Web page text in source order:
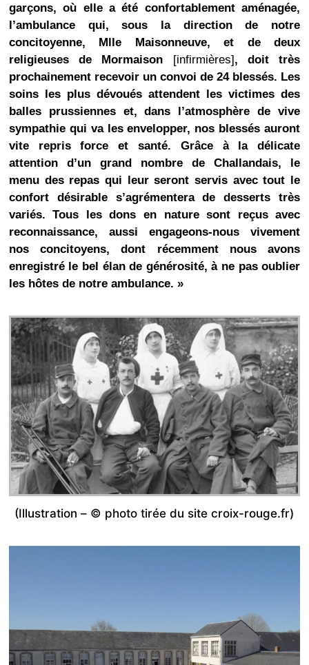
garçons, où elle a été confortablement aménagée,
l’ambulance qui, sous la direction de notre
concitoyenne, Mlle Maisonneuve, et de deux
religieuses de Mormaison [infirmières], doit très
prochainement recevoir un convoi de 24 blessés. Les
soins les plus dévoués attendent les victimes des
balles prussiennes et, dans l’atmosphère de vive
sympathie qui va les envelopper, nos blessés auront
vite repris force et santé. Grâce à la délicate
attention d’un grand nombre de Challandais, le
menu des repas qui leur seront servis avec tout le
confort désirable s’agrémentera de desserts très
variés. Tous les dons en nature sont reçus avec
reconnaissance, aussi engageons-nous vivement
nos concitoyens, dont récemment nous avons
enregistré le bel élan de générosité, à ne pas oublier
les hôtes de notre ambulance. »
(Illustration – © photo tirée du site croix-rouge.fr)